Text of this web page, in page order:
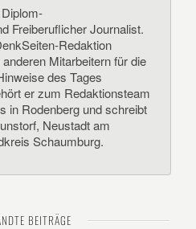
Freiberuflicher Journalist.
Redaktion
Mitarbeitern für die
des Tages
er zum Redaktionsteam
in Rodenberg und schreibt
Neustadt am
Schaumburg.
BEITRÄGE